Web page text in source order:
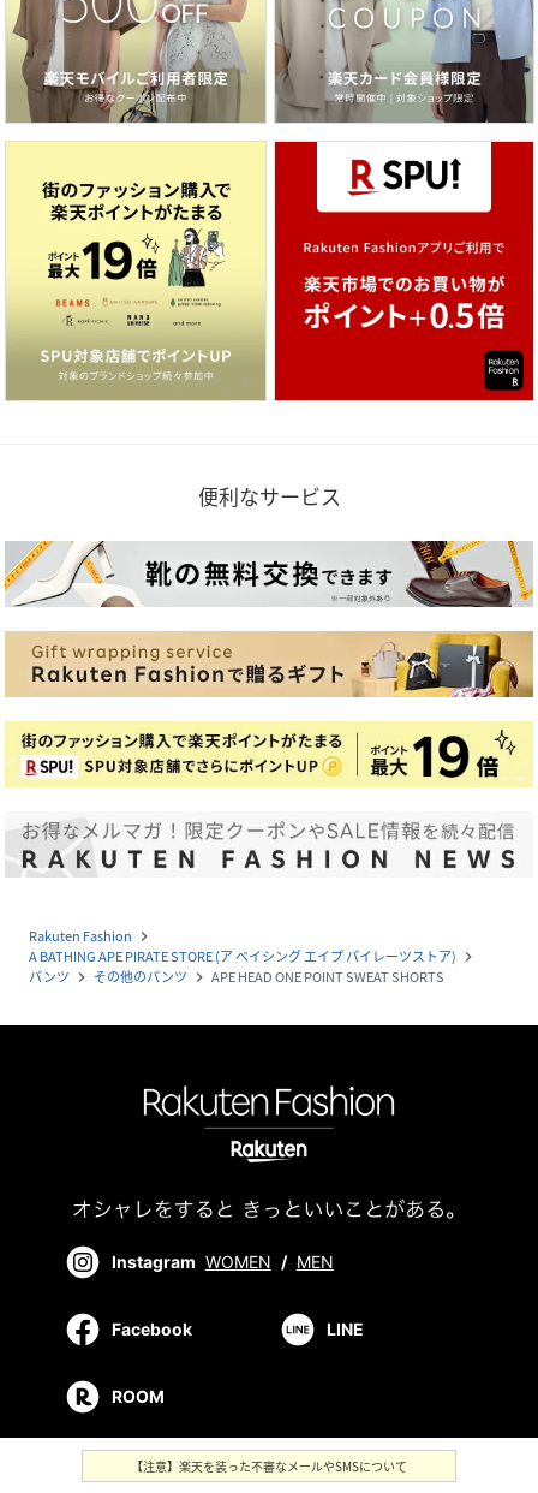
便利なサービス
Rakuten Fashion navigate_next
A BATHING APE PIRATE STORE (ア ベイシング エイプ パイレーツストア) navigate_next
パンツ navigate_next その他のパンツ navigate_next APE HEAD ONE POINT SWEAT SHORTS
Instagram WOMEN / MEN
Facebook LINE
ROOM
【注意】楽天を装った不審なメールやSMSについて